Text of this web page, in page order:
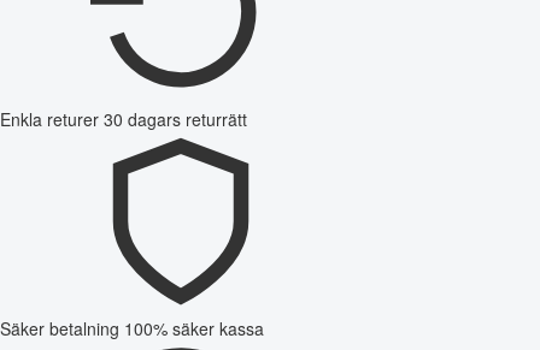
Enkla returer 30 dagars returrätt
Säker betalning 100% säker kassa